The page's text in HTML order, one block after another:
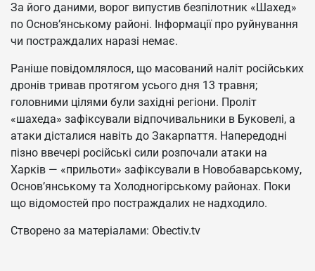
За його даними, ворог випустив безпілотник «Шахед»
по Основ’янському районі. Інформації про руйнування
чи постраждалих наразі немає.
Раніше повідомлялося, що масований наліт російських
дронів тривав протягом усього дня 13 травня;
головними цілями були західні регіони. Проліт
«шахеда» зафіксували відпочивальники в Буковелі, а
атаки дісталися навіть до Закарпаття. Напередодні
пізно ввечері російські сили розпочали атаки на
Харків — «прильоти» зафіксували в Новобаварському,
Основ’янському та Холодногірському районах. Поки
що відомостей про постраждалих не надходило.
Створено за матеріалами: Obectiv.tv